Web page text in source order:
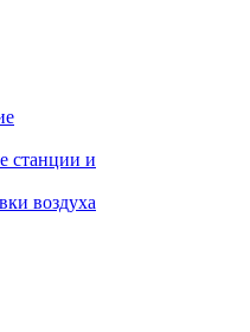
станции и
воздуха